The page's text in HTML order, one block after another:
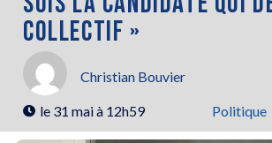
COLLECTIF »
Christian Bouvier
le 31 mai à 12h59 Politique